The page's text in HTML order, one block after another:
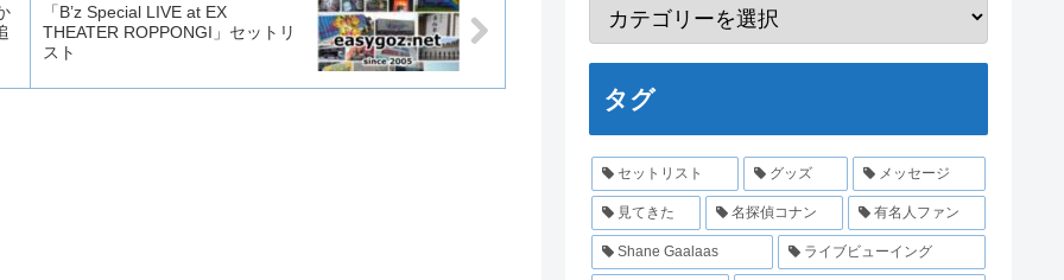
「B’z Special LIVE at EX
THEATER ROPPONGI」セットリ
スト
タグ
セットリスト グッズ メッセージ
見てきた 名探偵コナン 有名人ファン
Shane Gaalaas ライブビューイング